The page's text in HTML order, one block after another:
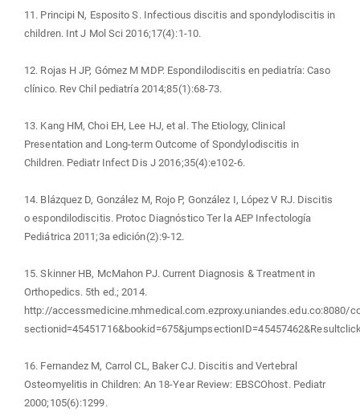
11. Principi N, Esposito S. Infectious discitis and spondylodiscitis in
children. Int J Mol Sci 2016;17(4):1-10.
12. Rojas H JP, Gómez M MDP. Espondilodiscitis en pediatría: Caso
clínico. Rev Chil pediatría 2014;85(1):68-73.
13. Kang HM, Choi EH, Lee HJ, et al. The Etiology, Clinical
Presentation and Long-term Outcome of Spondylodiscitis in
Children. Pediatr Infect Dis J 2016;35(4):e102-6.
14. Blázquez D, González M, Rojo P, González I, López V RJ. Discitis
o espondilodiscitis. Protoc Diagnóstico Ter la AEP Infectología
Pediátrica 2011;3a edición(2):9-12.
15. Skinner HB, McMahon PJ. Current Diagnosis & Treatment in
Orthopedics. 5th ed.; 2014.
http://accessmedicine.mhmedical.com.ezproxy.uniandes.edu.co:8080/
16. Fernandez M, Carrol CL, Baker CJ. Discitis and Vertebral
Osteomyelitis in Children: An 18-Year Review: EBSCOhost. Pediatr
2000;105(6):1299.